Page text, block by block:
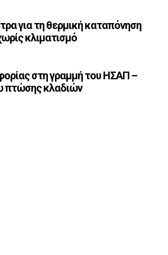
για τη θερμική καταπόνηση
κλιματισμό
στη γραμμή του ΗΣΑΠ –
πτώσης κλαδιών